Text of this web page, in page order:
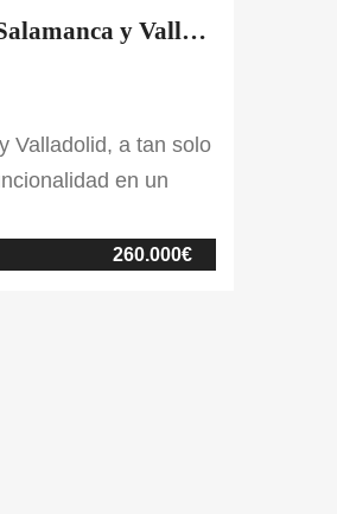
En venta finca para eventos taurinos y ocio rural entre Salamanca y Valladolid
Valladolid, a tan solo
en un
Dispone también
260.000€